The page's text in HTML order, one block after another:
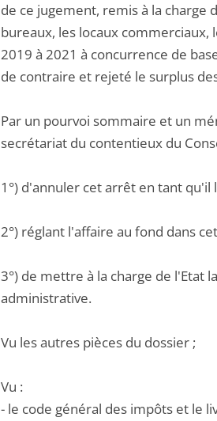
de ce jugement, remis à la charge
bureaux, les locaux
2019 à 2021 à concurrence de
de contraire et rejeté le surplus
Par un pourvoi sommaire et un
secrétariat du contentieux du
1°) d'annuler cet arrêt en tant qu'il
2°) réglant l'affaire au fond dans
3°) de mettre à la charge de l'Etat
administrative.
Vu les autres pièces du dossier ;
Vu :
- le code général des impôts et le